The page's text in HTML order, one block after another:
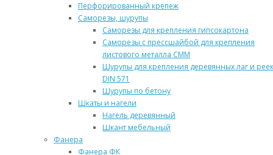
Перфорированный крепеж
Саморезы, шурупы
Саморезы для крепления гипсокартона
Саморезы с прессшайбой для крепления
листового металла СММ
Шурупы для крепления деревянных лаг и реек
DIN 571
Шурупы по бетону
Шкаты и нагели
Нагель деревянный
Шкант мебельный
Фанера
Фанера ФК